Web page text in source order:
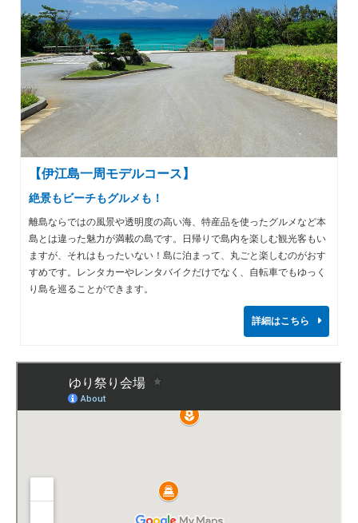
【伊江島一周モデルコース】
絶景もビーチもグルメも！
離島ならではの風景や透明度の高い海、特産品を使ったグルメなど本
島とは違った魅力が満載の島です。日帰りで島内を楽しむ観光客もい
ますが、それはもったいない！島に泊まって、丸ごと楽しむのがおす
すめです。レンタカーやレンタバイクだけでなく、自転車でもゆっく
り島を巡ることができます。
詳細はこちら